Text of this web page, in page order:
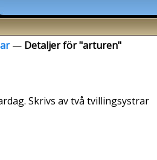
— Detaljer för "arturen"
Skrivs av två tvillingsystrar